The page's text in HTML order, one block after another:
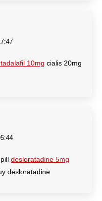
10mg cialis 20mg
desloratadine 5mg
desloratadine